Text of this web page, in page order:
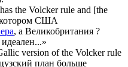
the Volckerrule and [the
США
, а Великобритания ?
version of the Volckerrule
план больше